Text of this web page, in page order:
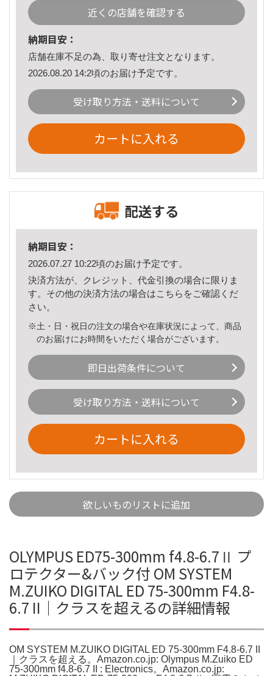
近くの店舗を確認する
納期目安：
店舗在庫不足の為、取り寄せ注文となります。
2026.08.20 14:2頃のお届け予定です。
受け取り方法・送料について
カートに入れる
配送する
納期目安：
2026.07.27 10:22頃のお届け予定です。
決済方法が、クレジット、代金引換の場合に限りま
す。その他の決済方法の場合はこちら をご確認くだ
さい。
※土・日・祝日の注文の場合や在庫状況によって、商品
のお届けにお時間をいただく場合がございます。
即日出荷条件について
受け取り方法・送料について
カートに入れる
欲しいものリストに追加
OLYMPUS ED75-300mm f4.8-6.7Ⅱ プ
ロテクター&バック付 OM SYSTEM
M.ZUIKO DIGITAL ED 75-300mm F4.8-
6.7 II｜クラスを超えるの詳細情報
OM SYSTEM M.ZUIKO DIGITAL ED 75-300mm F4.8-6.7 II
｜クラスを超える。Amazon.co.jp: Olympus M.Zuiko ED
75-300mm f4.8-6.7 II : Electronics。Amazon.co.jp: